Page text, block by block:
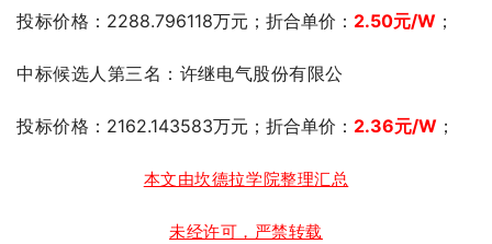
投标价格 ：2288.796118万元；折合单价： 2.50元/W ；
中标候选人第三名：许继电气股份有限公
投标价格 ：2162.143583万元；折合单价： 2.36元/W ；
本文由坎德拉学院整理汇总
未经许可，严禁转载